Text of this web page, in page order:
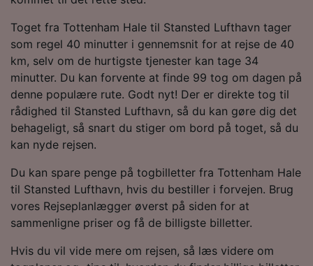
Toget fra Tottenham Hale til Stansted Lufthavn tager
som regel 40 minutter i gennemsnit for at rejse de 40
km, selv om de hurtigste tjenester kan tage 34
minutter. Du kan forvente at finde 99 tog om dagen på
denne populære rute. Godt nyt! Der er direkte tog til
rådighed til Stansted Lufthavn, så du kan gøre dig det
behageligt, så snart du stiger om bord på toget, så du
kan nyde rejsen.
Du kan spare penge på togbilletter fra Tottenham Hale
til Stansted Lufthavn, hvis du bestiller i forvejen. Brug
vores Rejseplanlægger øverst på siden for at
sammenligne priser og få de billigste billetter.
Hvis du vil vide mere om rejsen, så læs videre om